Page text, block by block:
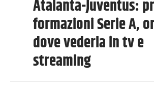
Atalanta-Juventus:
formazioni Serie A,
dove vederla in tv e
streaming